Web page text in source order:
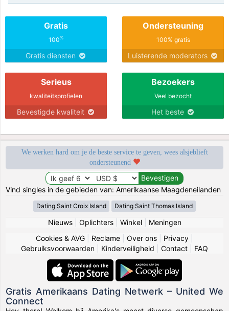
Gratis
100%
Gratis diensten
Ondersteuning
100% gratis
Luisterende moderators
Serieus
kwaliteitsprofielen
Bevestigde kwaliteit
Bezoekers
Veel bezocht
Het beste
We werken hard om je de beste service te geven, wees alsjeblieft
ondersteunend
Vind singles in de gebieden van: Amerikaanse Maagdeneilanden
Dating Saint Croix Island Dating Saint Thomas Island
Nieuws| Oplichters| Winkel| Meningen
Cookies & AVG
Reclame Over ons Privacy
Gebruiksvoorwaarden
Kinderveiligheid Contact FAQ
Gratis Amerikaans Dating Netwerk – United We
Connect